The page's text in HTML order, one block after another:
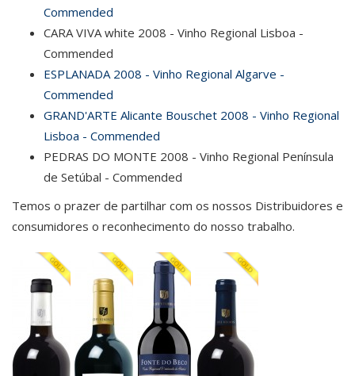
Commended
CARA VIVA white 2008 - Vinho Regional Lisboa -
Commended
ESPLANADA 2008 - Vinho Regional Algarve -
Commended
GRAND'ARTE Alicante Bouschet 2008 - Vinho Regional
Lisboa - Commended
PEDRAS DO MONTE 2008 - Vinho Regional Península
de Setúbal - Commended
Temos o prazer de partilhar com os nossos Distribuidores e
consumidores o reconhecimento do nosso trabalho.